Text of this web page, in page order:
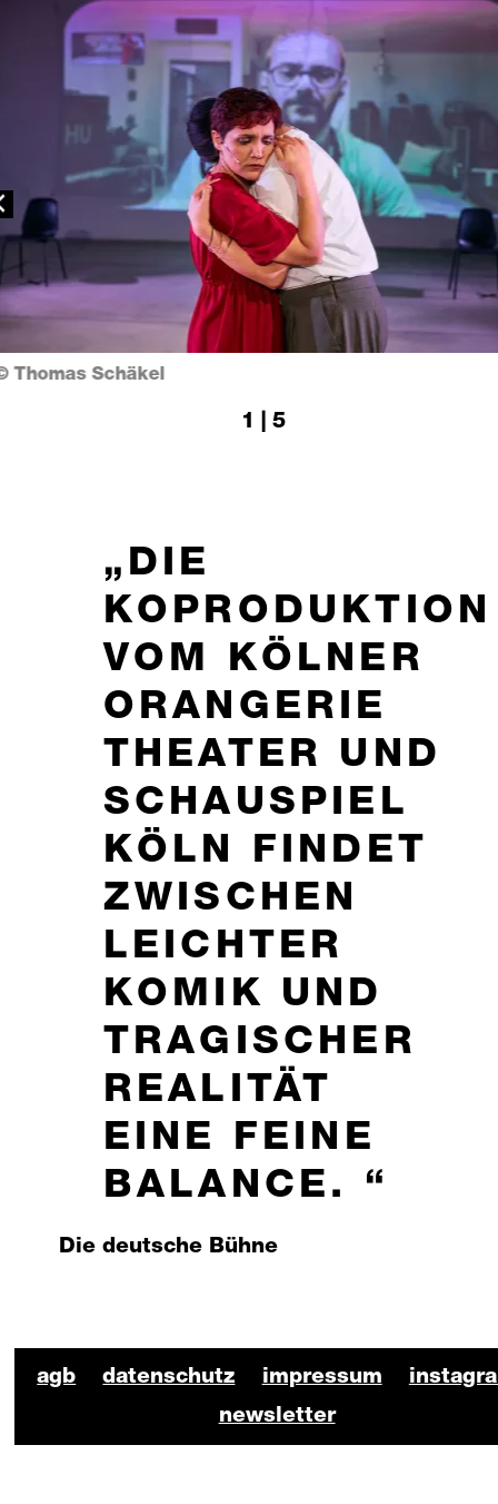
Thomas Schäkel
1 | 5
DIE
KOPRODUKTION
VOM KÖLNER
ORANGERIE
THEATER UND
SCHAUSPIEL
KÖLN FINDET
ZWISCHEN
LEICHTER
KOMIK UND
TRAGISCHER
REALITÄT
EINE FEINE
BALANCE.
Die deutsche Bühne
agb datenschutz impressum
newsletter